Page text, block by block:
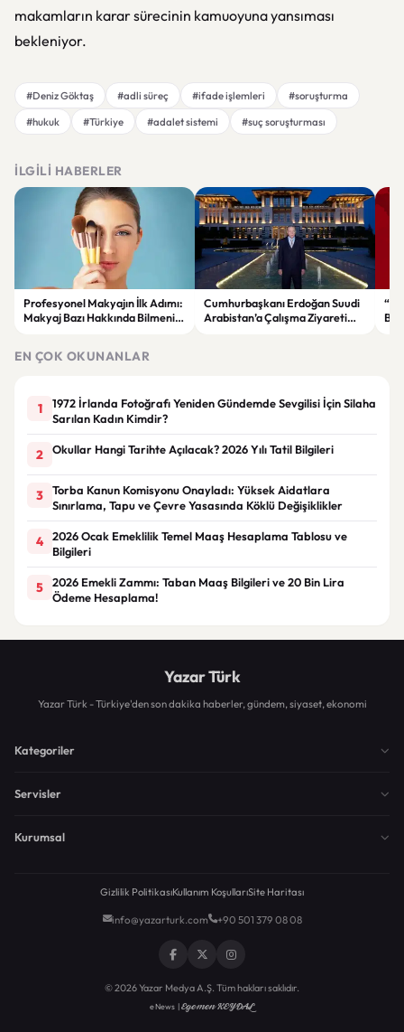
makamların karar sürecinin kamuoyuna yansıması
bekleniyor.
#Deniz Göktaş #adli süreç #ifade işlemleri
#soruşturma
#hukuk
#Türkiye #adalet sistemi #suç soruşturması
İLGILI HABERLER
Profesyonel Makyajın İlk Adımı:
Makyaj Bazı Hakkında Bilmeniz
Cumhurbaşkanı Erdoğan Suudi
Arabistan’a Çalışma Ziyareti
EN ÇOK OKUNANLAR
1
1972 İrlanda Fotoğrafı Yeniden Gündemde Sevgilisi İçin Silaha
Sarılan Kadın Kimdir?
2 Okullar Hangi Tarihte Açılacak? 2026 Yılı Tatil Bilgileri
3
Torba Kanun Komisyonu Onayladı: Yüksek Aidatlara
Sınırlama, Tapu ve Çevre Yasasında Köklü Değişiklikler
4
2026 Ocak Emeklilik Temel Maaş Hesaplama Tablosu ve
Bilgileri
5
2026 Emekli Zammı: Taban Maaş Bilgileri ve 20 Bin Lira
Ödeme Hesaplama!
Yazar Türk
Yazar Türk - Türkiye'den son dakika haberler, gündem, siyaset, ekonomi
Kategoriler
Servisler
Kurumsal
Gizlilik PolitikasıKullanım KoşullarıSite Haritası
info@yazarturk.com +90 501 379 08 08
© 2026 Yazar Medya A.Ş. Tüm hakları saklıdır.
eNews |Egemen KEYDAL